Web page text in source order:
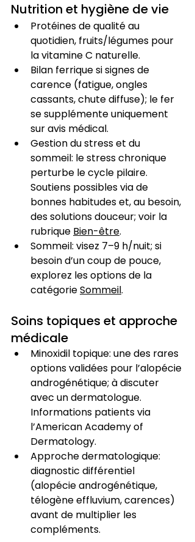
Nutrition et hygiène de vie
Protéines de qualité au
quotidien, fruits/légumes pour
la vitamine C naturelle.
Bilan ferrique si signes de
carence (fatigue, ongles
cassants, chute diffuse); le fer
se supplémente uniquement
sur avis médical.
Gestion du stress et du
sommeil: le stress chronique
perturbe le cycle pilaire.
Soutiens possibles via de
bonnes habitudes et, au besoin,
des solutions douceur; voir la
rubrique Bien-être.
Sommeil: visez 7–9 h/nuit; si
besoin d’un coup de pouce,
explorez les options de la
catégorie Sommeil.
Soins topiques et approche
médicale
Minoxidil topique: une des rares
options validées pour l’alopécie
androgénétique; à discuter
avec un dermatologue.
Informations patients via
l’American Academy of
Dermatology.
Approche dermatologique:
diagnostic différentiel
(alopécie androgénétique,
télogène effluvium, carences)
avant de multiplier les
compléments.